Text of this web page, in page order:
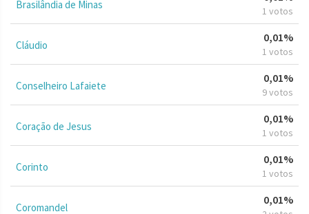
Brasilândia de Minas 1 votos
Cláudio
0,01%
1 votos
Conselheiro Lafaiete
0,01%
9 votos
Coração de Jesus
0,01%
1 votos
Corinto
0,01%
1 votos
Coromandel
0,01%